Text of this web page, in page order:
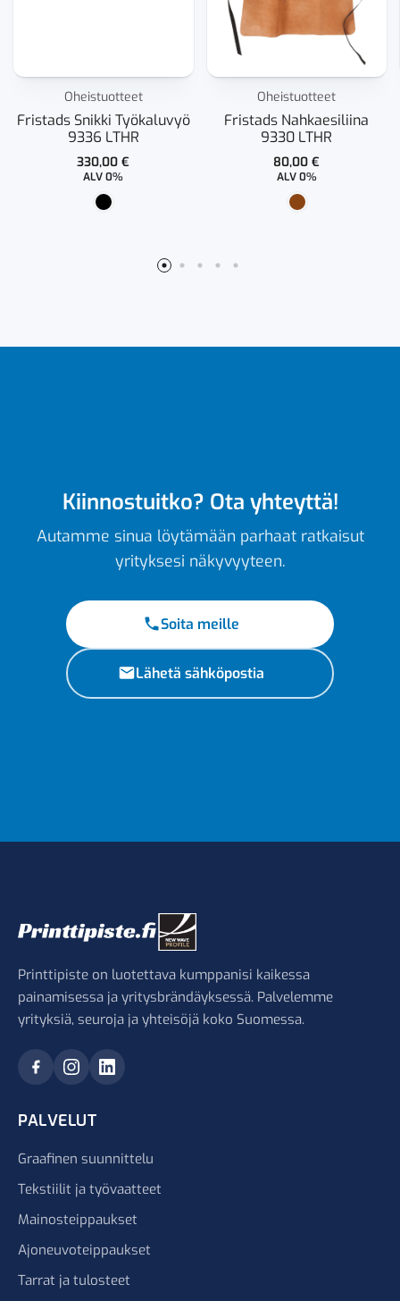
Oheistuotteet
Fristads Snikki Työkaluvyö
9336 LTHR
330,00€
ALV 0%
Oheistuotteet
Fristads Nahkaesiliina
9330 LTHR
80,00€
ALV 0%
Kiinnostuitko? Ota yhteyttä!
Autamme sinua löytämään parhaat ratkaisut
yrityksesi näkyvyyteen.
Soita meille
Lähetä sähköpostia
Printtipiste on luotettava kumppanisi kaikessa
painamisessa ja yritysbrändäyksessä. Palvelemme
yrityksiä, seuroja ja yhteisöjä koko Suomessa.
PALVELUT
Graafinen suunnittelu
Tekstiilit ja työvaatteet
Mainosteippaukset
Ajoneuvoteippaukset
Tarrat ja tulosteet